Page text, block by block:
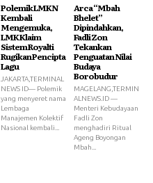
Polemik LMKN
Kembali
Mengemuka,
LMK Klaim
Sistem Royalti
Rugikan Pencipta
Lagu
JAKARTA,TERMINAL
NEWS ID— Polemik
yang menyeret nama
Lembaga
Manajemen Kolektif
Nasional kembali...
Arca “Mbah
Bhelet”
Dipindahkan,
Fadli Zon
Tekankan
Penguatan Nilai
Budaya
Borobudur
MAGELANG,TERMIN
ALNEWS.ID —
Menteri Kebudayaan
Fadli Zon
menghadiri Ritual
Ageng Boyongan
Mbah...